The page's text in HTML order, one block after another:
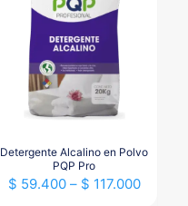
Detergente Alcalino en Polvo
PQP Pro
$ 59.400 – $ 117.000Price